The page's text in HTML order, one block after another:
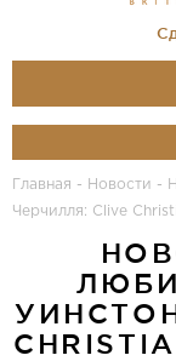
Главная - Новости -
Черчилля: Clive